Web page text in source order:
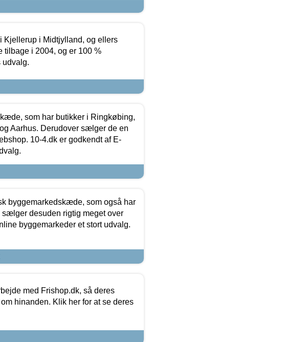
Kjellerup i Midtjylland, og ellers
tilbage i 2004, og er 100 %
udvalg.
som har butikker i Ringkøbing,
Aarhus. Derudover sælger de en
10-4.dk er godkendt af E-
byggemarkedskæde, som også har
desuden rigtig meget over
byggemarkeder et stort udvalg.
med Frishop.dk, så deres
hinanden. Klik her for at se deres